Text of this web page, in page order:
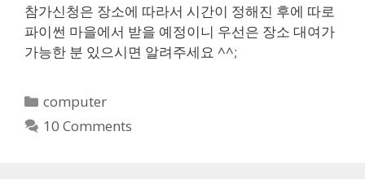
참가신청은 장소에 따라서 시간이 정해진 후에 따로
파이썬 마을에서 받을 예정이니 우선은 장소 대여가
가능한 분 있으시면 알려주세요 ^^;
Categories
computer
10 Comments